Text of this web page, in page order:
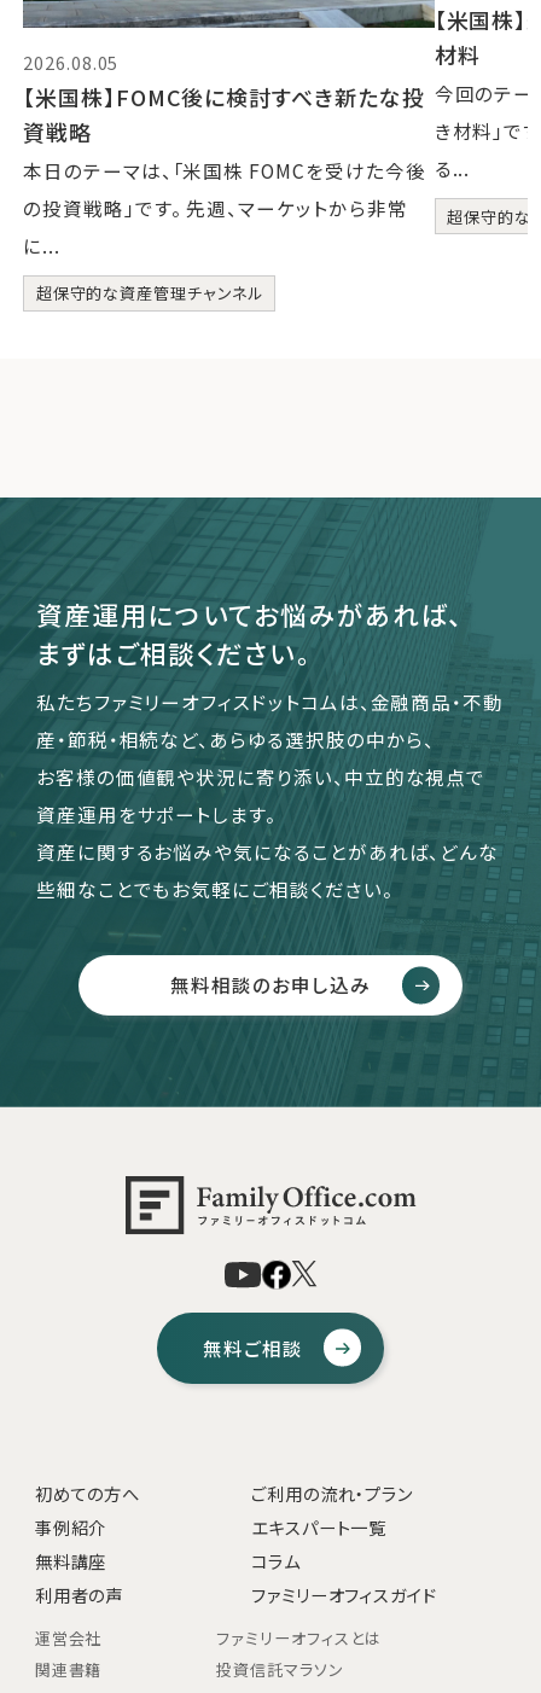
2026.08.05
【米国株】FOMC後に検討すべき新たな投
資戦略
本日のテーマは、「米国株 FOMCを受けた今後
の投資戦略」です。 先週、マーケットから非常
に...
超保守的な資産管理チャンネル
【米国株
材料
今回のテー
き材料」で
る...
超保守的な
資産運用についてお悩みがあれば、
まずはご相談ください。
私たちファミリーオフィスドットコムは、金融商品・不動
産・節税・相続など、あらゆる選択肢の中から、
お客様の価値観や状況に寄り添い、中立的な視点で
資産運用をサポートします。
資産に関するお悩みや気になることがあれば、どんな
些細なことでもお気軽にご相談ください。
無料相談のお申し込み
無料ご相談
初めての方へ
ご利用の流れ・プラン
事例紹介
エキスパート一覧
無料講座
コラム
利用者の声
ファミリーオフィスガイド
運営会社
ファミリーオフィスとは
関連書籍
投資信託マラソン